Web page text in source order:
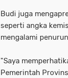
Budi juga
seperti angka
mengalami
"Saya
Pemerintah